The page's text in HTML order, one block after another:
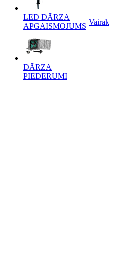
LED DĀRZA
APGAISMOJUMS
DĀRZA
PIEDERUMI
Vairāk